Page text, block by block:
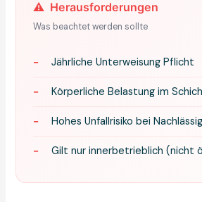
⚠️ Herausforderungen
Was beachtet werden sollte
− Jährliche Unterweisung Pflicht
− Körperliche Belastung im
− Hohes Unfallrisiko bei
− Gilt nur innerbetrieblich (nicht